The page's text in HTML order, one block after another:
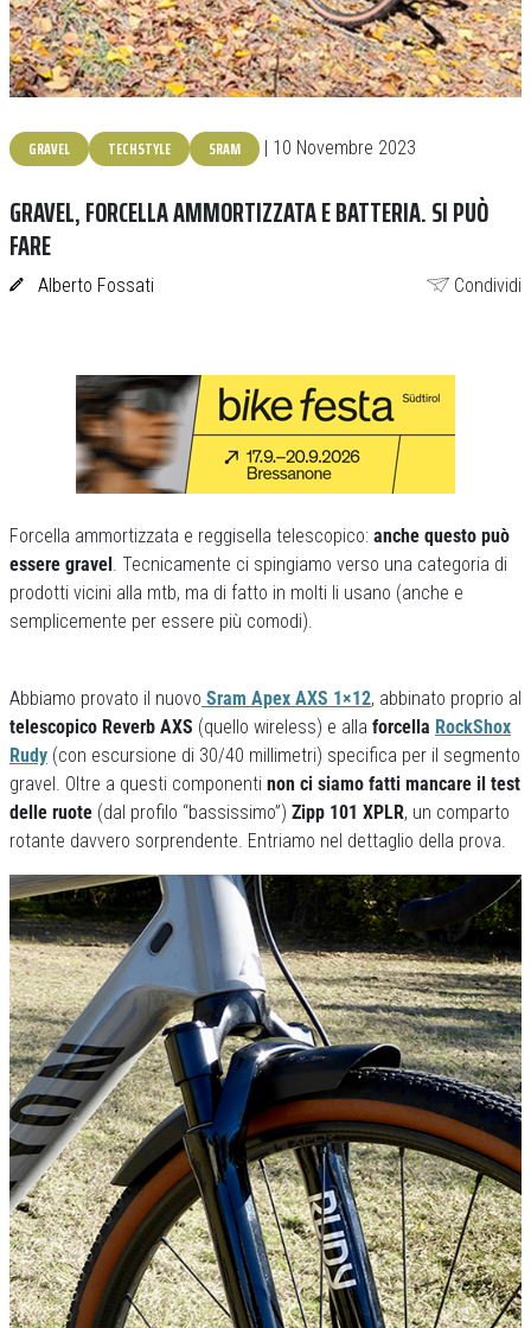
GRAVEL TECHSTYLE SRAM | 10 Novembre 2023
GRAVEL, FORCELLA AMMORTIZZATA E BATTERIA. SI PUÒ
FARE
Alberto Fossati Condividi
Forcella ammortizzata e reggisella telescopico: anche questo può
essere gravel. Tecnicamente ci spingiamo verso una categoria di
prodotti vicini alla mtb, ma di fatto in molti li usano (anche e
semplicemente per essere più comodi).
Abbiamo provato il nuovo Sram Apex AXS 1×12, abbinato proprio al
telescopico Reverb AXS (quello wireless) e alla forcella RockShox
Rudy (con escursione di 30/40 millimetri) specifica per il segmento
gravel. Oltre a questi componenti non ci siamo fatti mancare il test
delle ruote (dal profilo “bassissimo”) Zipp 101 XPLR, un comparto
rotante davvero sorprendente. Entriamo nel dettaglio della prova.